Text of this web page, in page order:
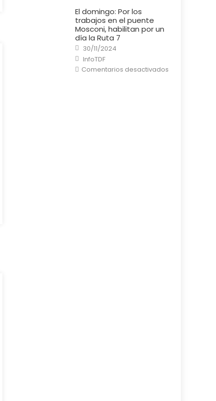
El domingo: Por los
trabajos en el puente
Mosconi, habilitan por un
día la Ruta 7
Posted
on
30/11/2024
Author
InfoTDF
Comentarios desactivadosen
El